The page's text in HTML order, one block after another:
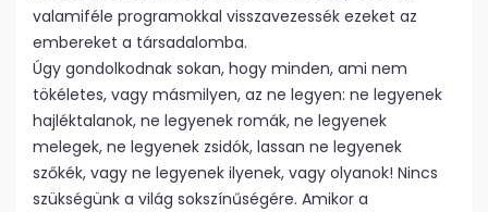
valamiféle programokkal visszavezessék ezeket az
embereket a társadalomba.
Úgy gondolkodnak sokan, hogy minden, ami nem
tökéletes, vagy másmilyen, az ne legyen: ne legyenek
hajléktalanok, ne legyenek romák, ne legyenek
melegek, ne legyenek zsidók, lassan ne legyenek
szőkék, vagy ne legyenek ilyenek, vagy olyanok! Nincs
szükségünk a világ sokszínűségére. Amikor a